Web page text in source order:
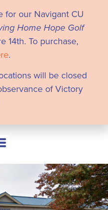
for our Navigant CU
Home Hope Golf
14th. To purchase,
.
will be closed
of Victory